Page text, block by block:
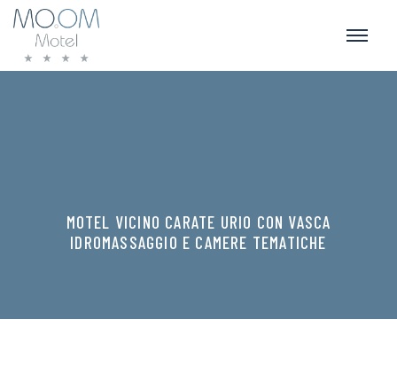
MOTEL VICINO CARATE URIO CON VASCA
IDROMASSAGGIO E CAMERE TEMATICHE